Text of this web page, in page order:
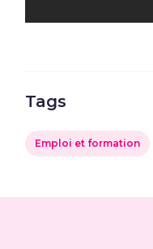
Tags
Emploi et formation